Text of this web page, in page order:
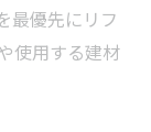
最優先にリフ
使用する建材